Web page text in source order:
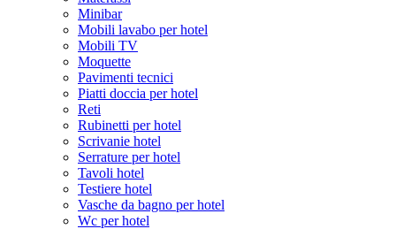
Minibar
Mobili lavabo per hotel
Mobili TV
Moquette
Pavimenti tecnici
Piatti doccia per hotel
Reti
Rubinetti per hotel
Scrivanie hotel
Serrature per hotel
Tavoli hotel
Testiere hotel
Vasche da bagno per hotel
Wc per hotel